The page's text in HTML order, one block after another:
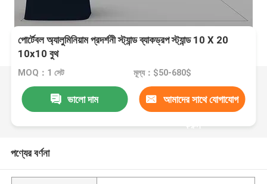
পোর্টেবল অ্যালুমিনিয়াম প্রদর্শনী স্ট্যান্ড ব্যাকড্রপ স্ট্যান্ড 10 X 20
10x10 বুথ
MOQ：1 সেট মূল্য：$50-680$
ভালো দাম আমাদের সাথে যোগাযোগ
করুন
পণ্যের বর্ণনা